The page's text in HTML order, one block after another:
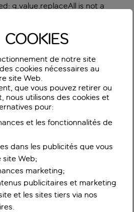
g.value.replaceAll is not a
COOKIES
de notre site
cookies nécessaires au
site Web.
que vous pouvez retirer ou
nous utilisons des cookies et
pour:
et les fonctionnalités de
dans les publicités que vous
site Web;
marketing;
publicitaires et marketing
et les sites tiers via nos